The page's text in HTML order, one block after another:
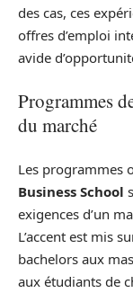
des cas, ces
offres d’emploi
avide
Programmes
du marché
Les programmes
Business School
exigences d’un
L’accent est mis
bachelors aux
aux étudiants de